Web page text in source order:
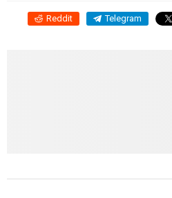
Reddit Telegram